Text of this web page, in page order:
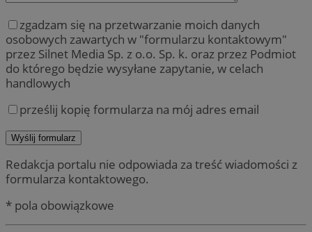
zgadzam się na przetwarzanie moich danych
osobowych zawartych w "formularzu kontaktowym"
przez Silnet Media Sp. z o.o. Sp. k. oraz przez Podmiot
do którego będzie wysyłane zapytanie, w celach
handlowych
prześlij kopię formularza na mój adres email
Redakcja portalu nie odpowiada za treść wiadomości z
formularza kontaktowego.
* pola obowiązkowe